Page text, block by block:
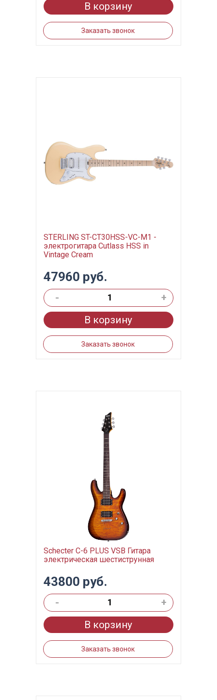
В корзину
Заказать звонок
STERLING ST-CT30HSS-VC-M1 -
электрогитара Cutlass HSS in
Vintage Cream
47960 руб.
-
+
В корзину
Заказать звонок
Schecter C-6 PLUS VSB Гитара
электрическая шестиструнная
43800 руб.
-
+
В корзину
Заказать звонок